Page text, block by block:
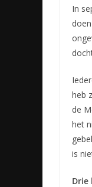
In
heb
de
het
is
Drie